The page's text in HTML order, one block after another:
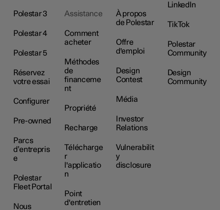
Polestar 3
Polestar 4
Polestar 5
Réservez
votre essai
Configurer
Pre-owned
Parcs
d’entrepris
e
Polestar
Fleet Portal
Nous
Assistance
Comment
acheter
Méthodes
de
financeme
nt
Propriété
Recharge
Télécharge
r
l'applicatio
n
Point
d'entretien
À propos
de Polestar
Offre
d'emploi
Design
Contest
Média
Investor
Relations
Vulnerabilit
y
disclosure
LinkedIn
TikTok
Polestar
Community
Design
Community